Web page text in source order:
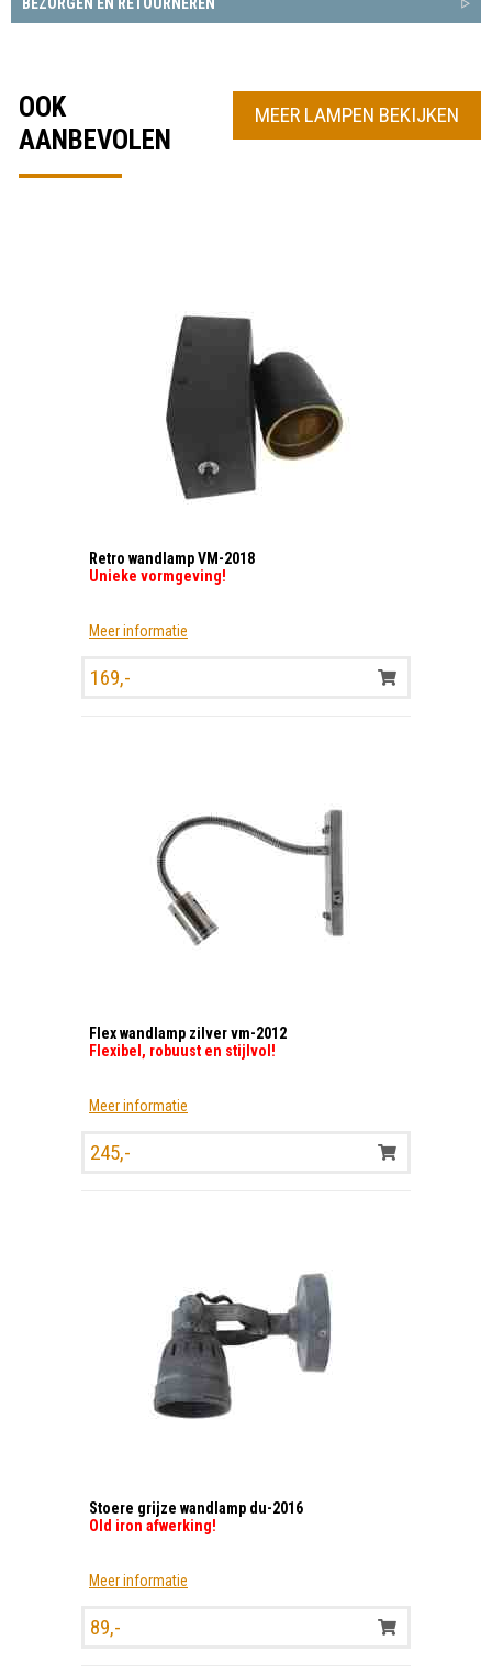
MEER LAMPEN BEKIJKEN
OOK
AANBEVOLEN
Retro wandlamp VM-2018
Unieke vormgeving!
Meer informatie
169,-
Flex wandlamp zilver vm-2012
Flexibel, robuust en stijlvol!
Meer informatie
245,-
Stoere grijze wandlamp du-2016
Old iron afwerking!
Meer informatie
89,-